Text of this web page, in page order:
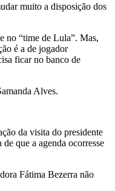
muito a disposição dos
no “time de Lula”. Mas,
é a de jogador
ficar no banco de
Alves.
da visita do presidente
que a agenda ocorresse
Fátima Bezerra não